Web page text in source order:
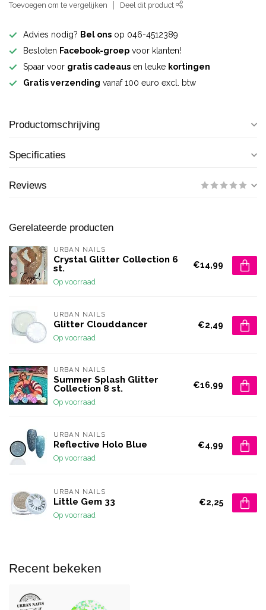
Toevoegen om te vergelijken Deel dit product
Advies nodig? Bel ons op 046-4512389
Besloten Facebook-groep voor klanten!
Spaar voor gratis cadeaus en leuke kortingen
Gratis verzending vanaf 100 euro excl. btw
Productomschrijving
Specificaties
Reviews
Gerelateerde producten
URBAN NAILS
Crystal Glitter Collection 6
st.
Op voorraad
€14,99
URBAN NAILS
Glitter Clouddancer
Op voorraad
€2,49
URBAN NAILS
Summer Splash Glitter
Collection 8 st.
Op voorraad
€16,99
URBAN NAILS
Reflective Holo Blue
Op voorraad
€4,99
URBAN NAILS
Little Gem 33
Op voorraad
€2,25
Recent bekeken